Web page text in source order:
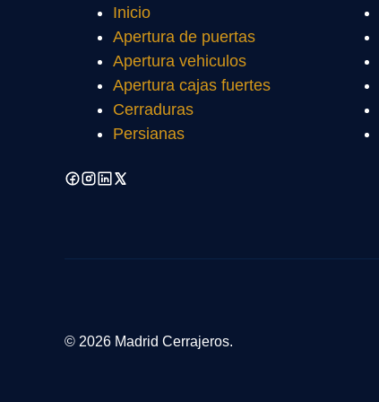
Inicio
Apertura de puertas
Apertura vehiculos
Apertura cajas fuertes
Cerraduras
Persianas
© 2026 Madrid Cerrajeros.